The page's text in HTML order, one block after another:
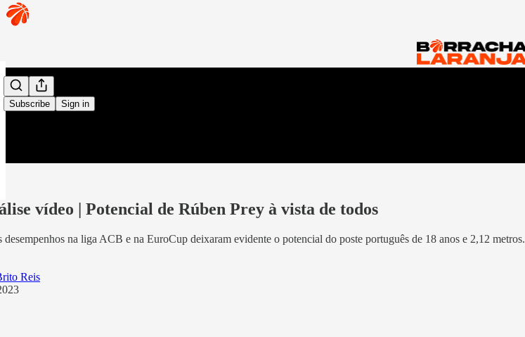
Subscribe Sign in
vídeo | Potencial de Rúben Prey à vista de todos
desempenhos na liga ACB e na EuroCup deixaram evidente o potencial do poste português de 18 anos e 2,12 metros.
Reis